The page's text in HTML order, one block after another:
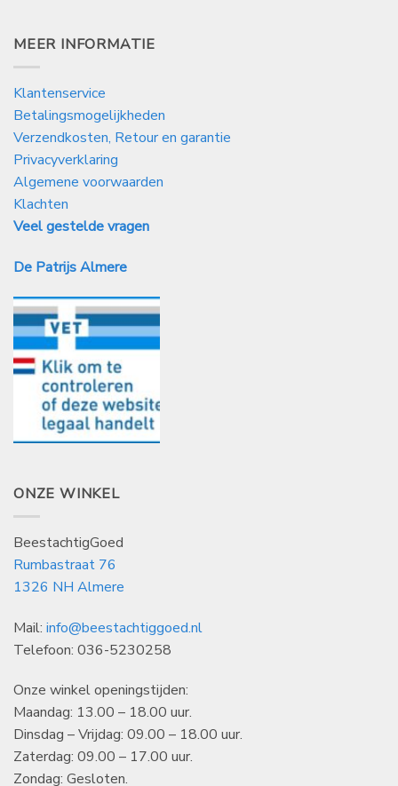
MEER INFORMATIE
Klantenservice
Betalingsmogelijkheden
Verzendkosten, Retour en garantie
Privacyverklaring
Algemene voorwaarden
Klachten
Veel gestelde vragen
De Patrijs Almere
ONZE WINKEL
BeestachtigGoed
Rumbastraat 76
1326 NH Almere
Mail: info@beestachtiggoed.nl
Telefoon: 036-5230258
Onze winkel openingstijden:
Maandag: 13.00 – 18.00 uur.
Dinsdag – Vrijdag: 09.00 – 18.00 uur.
Zaterdag: 09.00 – 17.00 uur.
Zondag: Gesloten.